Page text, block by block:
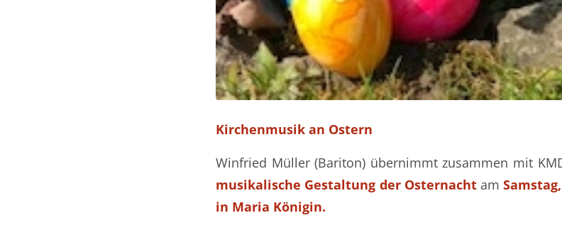
Kirchenmusik an Ostern
Winfried Müller (Bariton) übernimmt zusammen mit
musikalische Gestaltung der Osternachtam
in Maria Königin.